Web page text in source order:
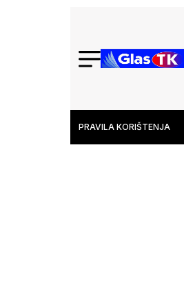
PRAVILA KORIŠTENJA